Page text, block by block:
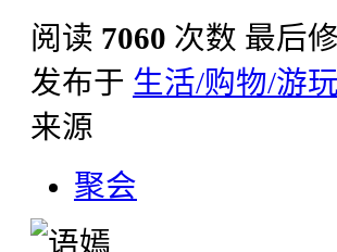
阅读 7060 次数 最后
发布于 生活/购物/游玩
来源
聚会